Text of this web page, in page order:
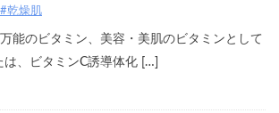
#乾燥肌
能のビタミン、美容・美肌のビタミンとして
は、ビタミンC誘導体化 […]